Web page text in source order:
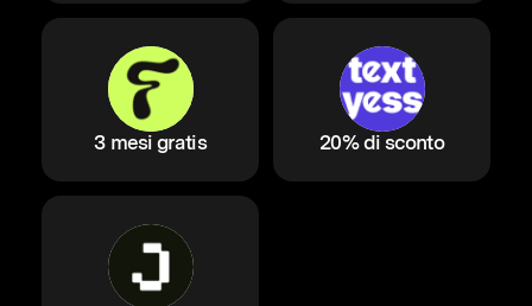
3 mesi gratis 20% di sconto